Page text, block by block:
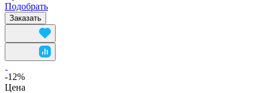
Подобрать
Заказать
-12%
Цена